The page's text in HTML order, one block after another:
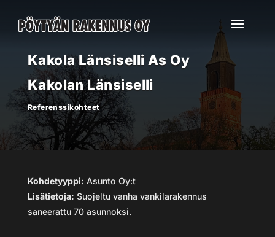
Kakola Länsiselli As Oy
Kakolan Länsiselli
Referenssikohteet
Kohdetyyppi: Asunto Oy:t
Lisätietoja: Suojeltu vanha vankilarakennus
saneerattu 70 asunnoksi.